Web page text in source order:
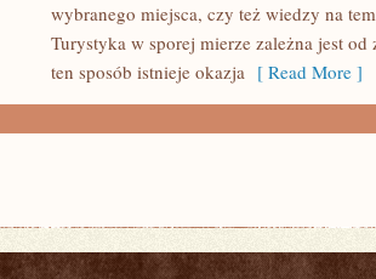
wybranego miejsca, czy też wiedzy na
Turystyka w sporej mierze zależna jest
ten sposób istnieje okazja [ Read More ]